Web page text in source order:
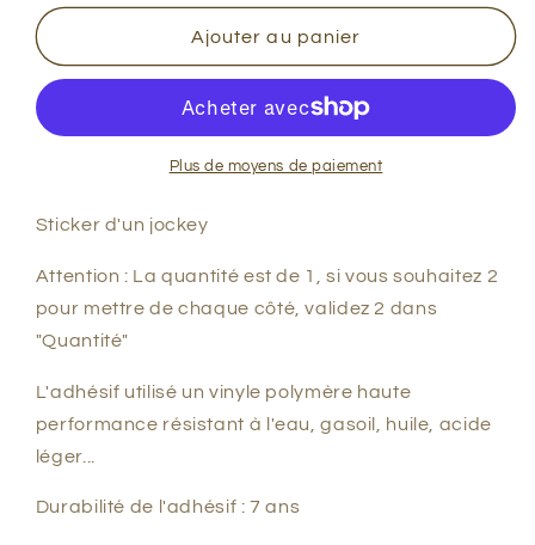
Ajouter au panier
Plus de moyens de paiement
Sticker d'un jockey
Attention : La quantité est de 1, si vous souhaitez 2
pour mettre de chaque côté, validez 2 dans
"Quantité"
L'adhésif utilisé un vinyle polymère haute
performance résistant à l'eau, gasoil, huile, acide
léger...
Durabilité de l'adhésif : 7 ans